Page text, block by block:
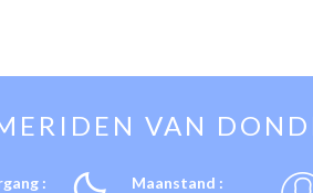
VAN
:
Maanstand :